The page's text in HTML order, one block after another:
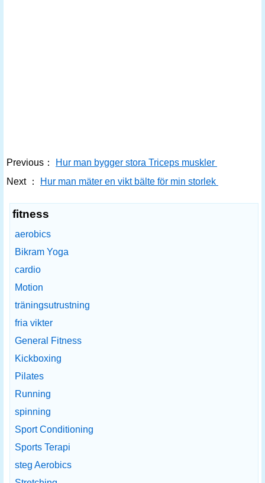
Previous：
Hur man bygger stora Triceps muskler
Next ：
Hur man mäter en vikt bälte för min storlek
fitness
aerobics
Bikram Yoga
cardio
Motion
träningsutrustning
fria vikter
General Fitness
Kickboxing
Pilates
Running
spinning
Sport Conditioning
Sports Terapi
steg Aerobics